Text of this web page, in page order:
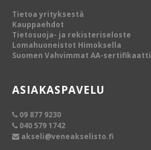
Tietoa yrityksestä
Kauppaehdot
Tietosuoja- ja rekisteriseloste
Lomahuoneistot Himoksella
Suomen Vahvimmat AA-sertifikaatti
ASIAKASPAVELU
09 877 9230
040 579 1742
akseli@veneakselisto.fi